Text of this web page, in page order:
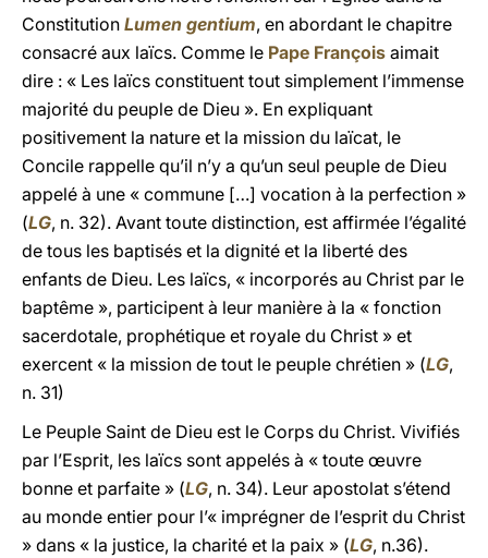
Constitution Lumen gentium, en abordant le chapitre
consacré aux laïcs. Comme le Pape François aimait
dire : « Les laïcs constituent tout simplement l’immense
majorité du peuple de Dieu ». En expliquant
positivement la nature et la mission du laïcat, le
Concile rappelle qu’il n’y a qu’un seul peuple de Dieu
appelé à une « commune […] vocation à la perfection »
(LG, n. 32). Avant toute distinction, est affirmée l’égalité
de tous les baptisés et la dignité et la liberté des
enfants de Dieu. Les laïcs, « incorporés au Christ par le
baptême », participent à leur manière à la « fonction
sacerdotale, prophétique et royale du Christ » et
exercent « la mission de tout le peuple chrétien » (LG,
n. 31)
Le Peuple Saint de Dieu est le Corps du Christ. Vivifiés
par l’Esprit, les laïcs sont appelés à « toute œuvre
bonne et parfaite » (LG, n. 34). Leur apostolat s’étend
au monde entier pour l’« imprégner de l’esprit du Christ
» dans « la justice, la charité et la paix » (LG, n.36).